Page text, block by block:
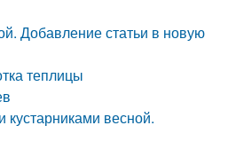
Добавление статьи в новую
теплицы
кустарниками весной.